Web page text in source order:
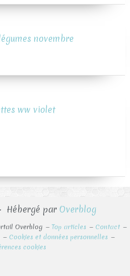
Hébergé par Overblog
Overblog Top articles
Contact
Cookies et données personnelles
cookies